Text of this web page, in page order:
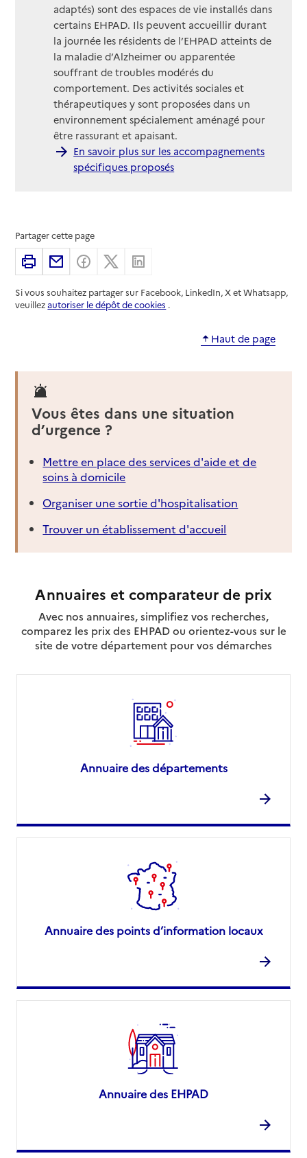
adaptés) sont des espaces de vie installés dans
certains EHPAD. Ils peuvent accueillir durant
la journée les résidents de l’EHPAD atteints de
la maladie d’Alzheimer ou apparentée
souffrant de troubles modérés du
comportement. Des activités sociales et
thérapeutiques y sont proposées dans un
environnement spécialement aménagé pour
être rassurant et apaisant.
En savoir plus sur les accompagnements
spécifiques proposés
Partager cette page
ImprimerPartager par email
Partager sur Facebook
Partager sur X
Si vous souhaitez partager sur Facebook, LinkedIn, X et Whatsapp,
veuillezautoriser le dépôt de cookies .
Haut de page
Vous êtes dans une situation
d’urgence ?
Mettre en place des services d'aide et de
soins à domicile
Organiser une sortie d'hospitalisation
Trouver un établissement d'accueil
Annuaires et comparateur de prix
Avec nos annuaires, simplifiez vos recherches,
comparez les prix des EHPAD ou orientez-vous sur le
site de votre département pour vos démarches
Annuaire des départements
Annuaire des points d’information locaux
Annuaire des EHPAD